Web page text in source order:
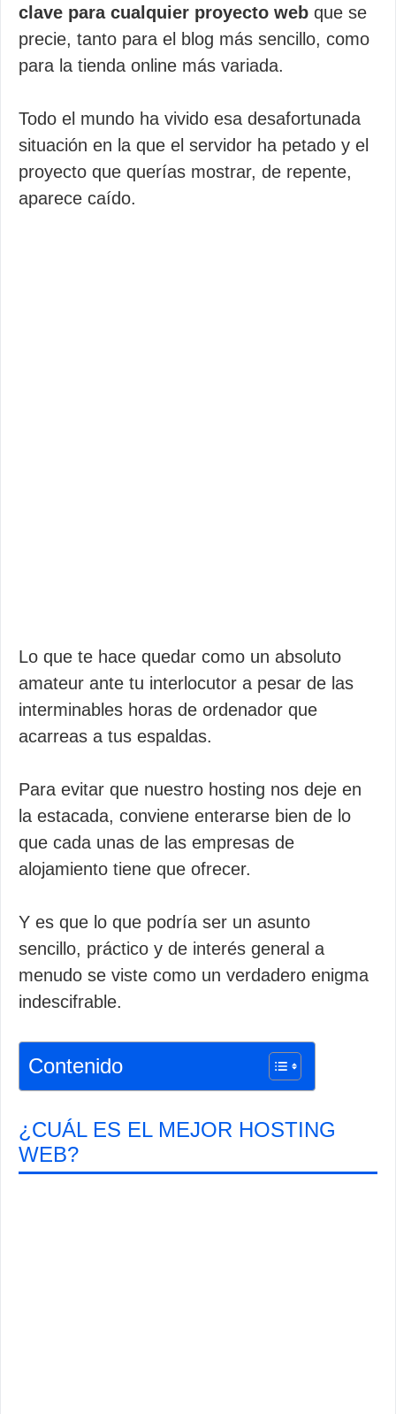
clave para cualquier proyecto web que se
precie, tanto para el blog más sencillo, como
para la tienda online más variada.
Todo el mundo ha vivido esa desafortunada
situación en la que el servidor ha petado y el
proyecto que querías mostrar, de repente,
aparece caído.
Lo que te hace quedar como un absoluto
amateur ante tu interlocutor a pesar de las
interminables horas de ordenador que
acarreas a tus espaldas.
Para evitar que nuestro hosting nos deje en
la estacada, conviene enterarse bien de lo
que cada unas de las empresas de
alojamiento tiene que ofrecer.
Y es que lo que podría ser un asunto
sencillo, práctico y de interés general a
menudo se viste como un verdadero enigma
indescifrable.
Contenido
¿CUÁL ES EL MEJOR HOSTING
WEB?